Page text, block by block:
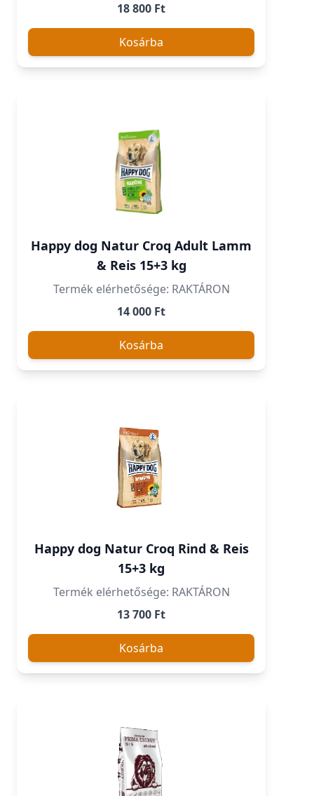
18 800 Ft
Kosárba
Happy dog Natur Croq Adult Lamm
& Reis 15+3 kg
Termék elérhetősége: RAKTÁRON
14 000 Ft
Kosárba
Happy dog Natur Croq Rind & Reis
15+3 kg
Termék elérhetősége: RAKTÁRON
13 700 Ft
Kosárba